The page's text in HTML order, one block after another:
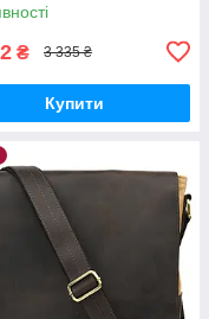
₴ 3 335 ₴
Купити